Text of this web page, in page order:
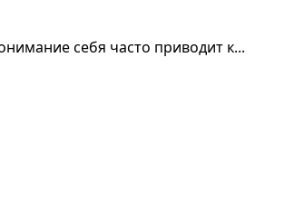
себя часто приводит к...